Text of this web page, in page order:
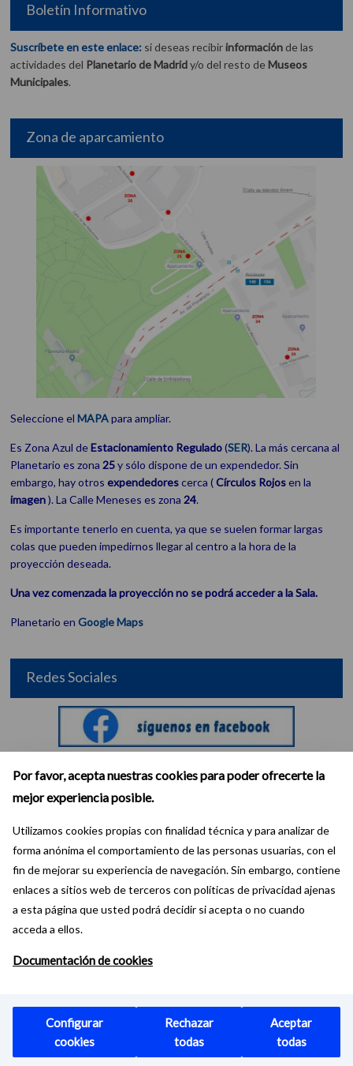
Por favor, acepta nuestras cookies para poder ofrecerte la
mejor experiencia posible.
Utilizamos cookies propias con finalidad técnica y para analizar de
forma anónima el comportamiento de las personas usuarias, con el
fin de mejorar su experiencia de navegación. Sin embargo, contiene
enlaces a sitios web de terceros con políticas de privacidad ajenas
a esta página que usted podrá decidir si acepta o no cuando
acceda a ellos.
Documentación de cookies
Configurar
cookies
Rechazar
todas
Aceptar
todas
Boletín Informativo
Suscríbete en este enlace: si deseas recibirinformación de las
actividades del Planetario de Madridy/o del resto deMuseos
Municipales.
Zona de aparcamiento
Seleccione elMAPApara ampliar.
Es Zona Azul deEstacionamiento Regulado(SER). La más cercana al
Planetario es zona25y sólo dispone de un expendedor. Sin
embargo, hay otrosexpendedorescerca (Círculos Rojosen la
imagen). La Calle Meneses es zona24.
Es importante tenerlo en cuenta, ya que se suelen formar largas
colas que pueden impedirnos llegar al centro a la hora de la
proyección deseada.
Una vez comenzada la proyección no se podrá acceder a la Sala.
Planetario enGoogle Maps
Redes Sociales
Mapa Web Accesibilidad CC at-nc-sa
Planetario de Madrid Ayuntamiento de Madrid 2016